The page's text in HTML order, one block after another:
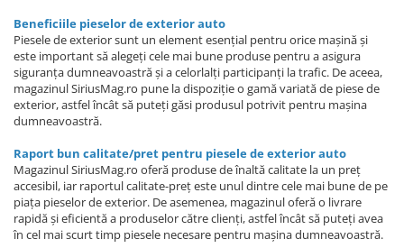
Beneficiile pieselor de exterior auto
Piesele de exterior sunt un element esențial pentru orice mașină și
este important să alegeți cele mai bune produse pentru a asigura
siguranța dumneavoastră și a celorlalți participanți la trafic. De aceea,
magazinul SiriusMag.ro pune la dispoziție o gamă variată de piese de
exterior, astfel încât să puteți găsi produsul potrivit pentru mașina
dumneavoastră.
Raport bun calitate/pret pentru piesele de exterior auto
Magazinul SiriusMag.ro oferă produse de înaltă calitate la un preț
accesibil, iar raportul calitate-preț este unul dintre cele mai bune de pe
piața pieselor de exterior. De asemenea, magazinul oferă o livrare
rapidă și eficientă a produselor către clienți, astfel încât să puteți avea
în cel mai scurt timp piesele necesare pentru mașina dumneavoastră.